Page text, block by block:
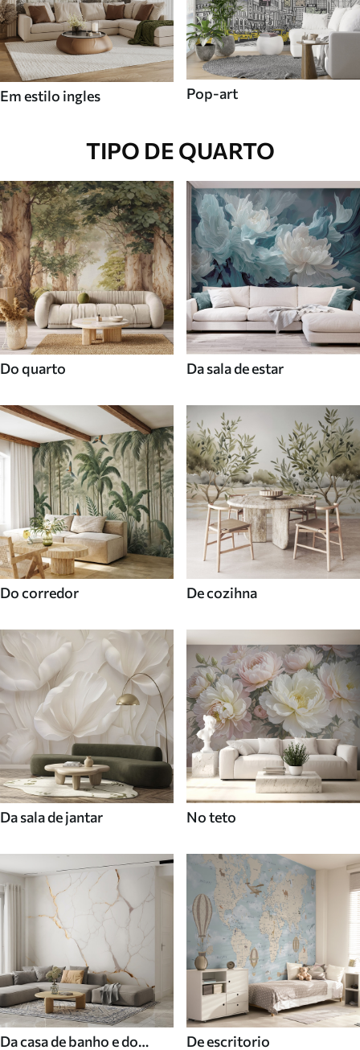
Em estilo ingles Pop-art
TIPO DE QUARTO
Do quarto Da sala de estar
Do corredor De cozihna
Da sala de jantar No teto
Da casa de banho e do
De escritorio